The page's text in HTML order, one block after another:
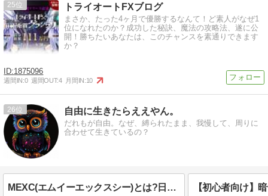
25 トライオートFXブログ
まさか、たった4ヶ月で優勝するなんて！ど素人がなぜ1
位になれたのか？成功した秘訣、魔法の攻略法、遂に公
開！勝ちたいあなたは、このチャンスを素通りできます
か？
1875096
週間IN:0 週間OUT:4 月間IN:10
26 自由に生きたらええやん。
だれもが自由。なぜ、縛られたまま、我慢して、周りに
合わせて生きているの？
MEXC(エムイーエックスシー)とは?日本人向け完全ガイド|特徴・安全性・始め方を解説